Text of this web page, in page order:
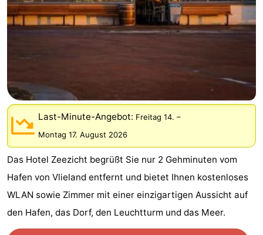
Sehen
Museen
Denkmäler
-
Aussichtspunkte
Attraktionen
Rundfahrten
-
Spielplätze
Natur
Führungen
Last-Minute-Angebot: Freitag 14. –
Montag 17. August 2026
Das Hotel Zeezicht begrüßt Sie nur 2 Gehminuten vom
Hafen von Vlieland entfernt und bietet Ihnen kostenloses
WLAN sowie Zimmer mit einer einzigartigen Aussicht auf
den Hafen, das Dorf, den Leuchtturm und das Meer.